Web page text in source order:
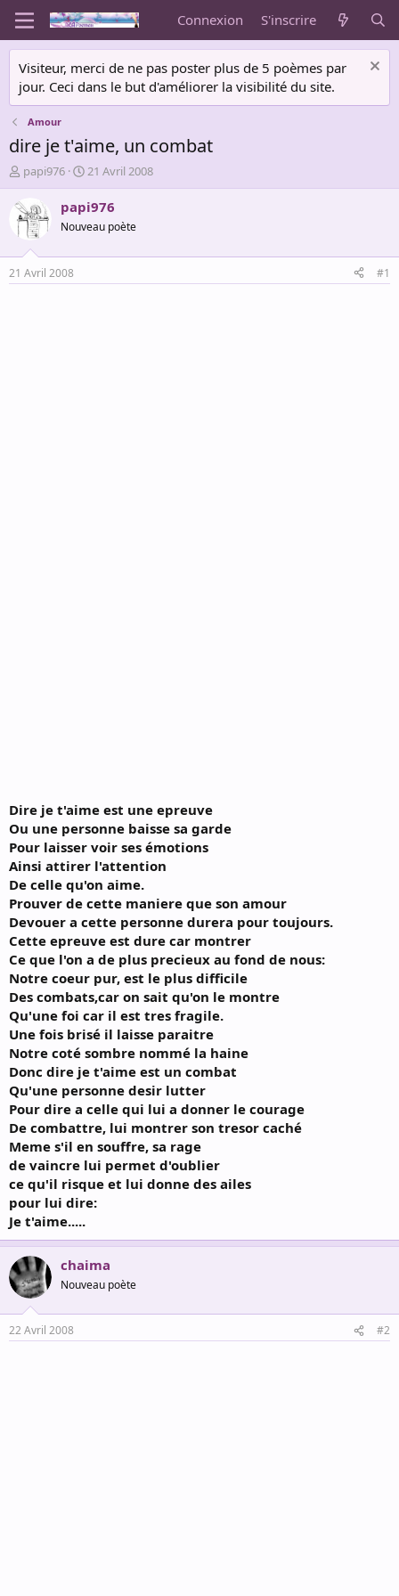
Connexion S'inscrire
Visiteur, merci de ne pas poster plus de 5 poèmes par
jour. Ceci dans le but d'améliorer la visibilité du site.
Amour
dire je t'aime, un combat
A
u
t
e
u
r
d
e
papi976
D
a
t
d
é
21 Avril 2008
papi976
Nouveau poète
21 Avril 2008 #1
Dire je t'aime est une epreuve
Ou une personne baisse sa garde
Pour laisser voir ses émotions
Ainsi attirer l'attention
De celle qu'on aime.
Prouver de cette maniere que son amour
Devouer a cette personne durera pour toujours.
Cette epreuve est dure car montrer
Ce que l'on a de plus precieux au fond de nous:
Notre coeur pur, est le plus difficile
Des combats,car on sait qu'on le montre
Qu'une foi car il est tres fragile.
Une fois brisé il laisse paraitre
Notre coté sombre nommé la haine
Donc dire je t'aime est un combat
Qu'une personne desir lutter
Pour dire a celle qui lui a donner le courage
De combattre, lui montrer son tresor caché
Meme s'il en souffre, sa rage
de vaincre lui permet d'oublier
ce qu'il risque et lui donne des ailes
pour lui dire:
Je t'aime.....
chaima
Nouveau poète
22 Avril 2008 #2